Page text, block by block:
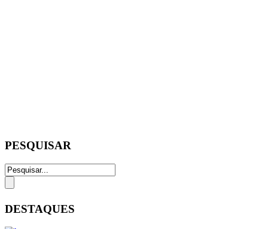
PESQUISAR
DESTAQUES